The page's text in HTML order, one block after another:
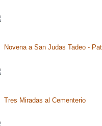
Novena a San Judas Tadeo -
Tres Miradas al Cementerio